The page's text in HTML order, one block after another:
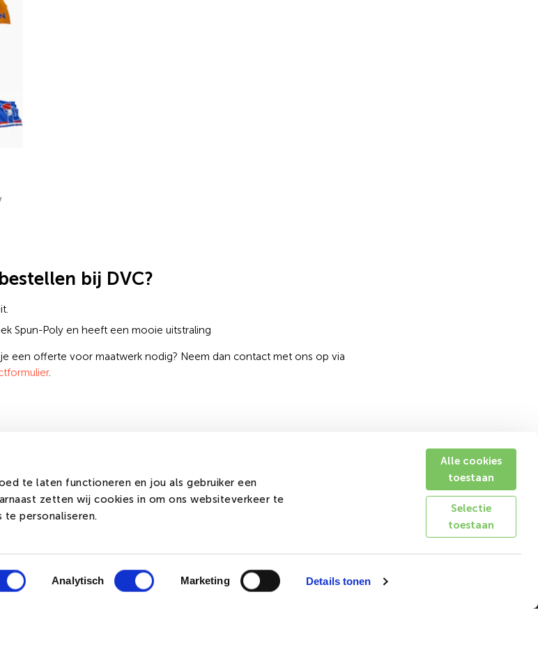
te laten functioneren en jou als gebruiker een
zetten wij cookies in om ons websiteverkeer te
te personaliseren.
Analytisch Marketing Details tonen
Alle cookies
toestaan
Selectie
toestaan
bij DVC?
Spun-Poly en heeft een mooie uitstraling
een offerte voor maatwerk nodig? Neem dan contact met ons op via
.
Contact
+31 (0)519 228 228
Holwerderweg 25
9101 PA Dokkum